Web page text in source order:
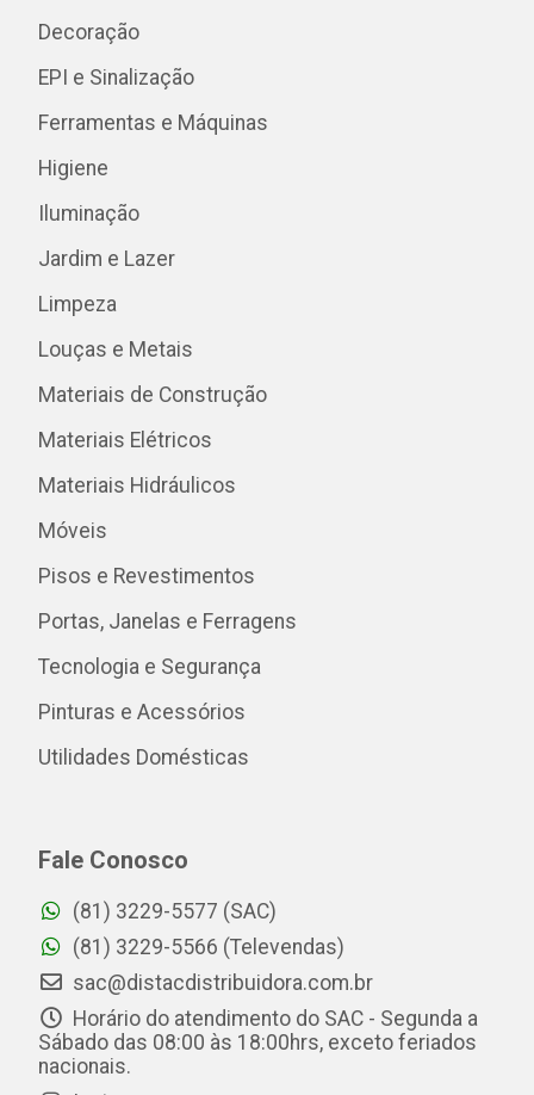
Decoração
EPI e Sinalização
Ferramentas e Máquinas
Higiene
Iluminação
Jardim e Lazer
Limpeza
Louças e Metais
Materiais de Construção
Materiais Elétricos
Materiais Hidráulicos
Móveis
Pisos e Revestimentos
Portas, Janelas e Ferragens
Tecnologia e Segurança
Pinturas e Acessórios
Utilidades Domésticas
Fale Conosco
(81) 3229-5577 (SAC)
(81) 3229-5566 (Televendas)
sac@distacdistribuidora.com.br
Horário do atendimento do SAC - Segunda a
Sábado das 08:00 às 18:00hrs, exceto feriados
nacionais.